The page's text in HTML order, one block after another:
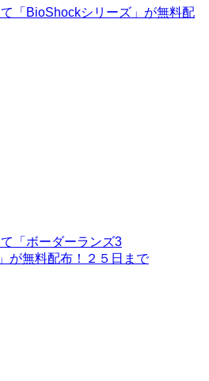
「BioShockシリーズ」が無料配
「ボーダーランズ3
が無料配布！２５日まで